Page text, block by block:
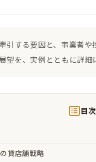
引する要因と、事業者
望を、実例とともに詳細
目次
貸店舗戦略